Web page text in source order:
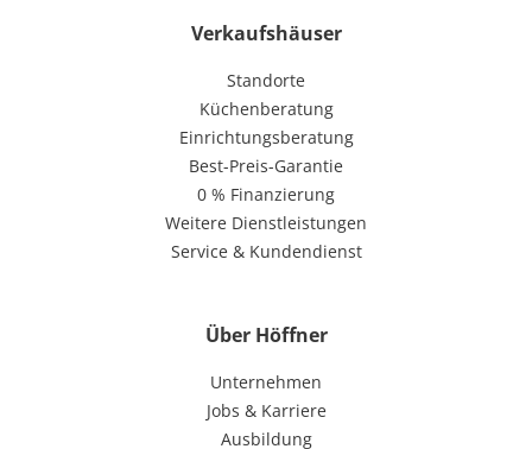
Verkaufshäuser
Standorte
Küchenberatung
Einrichtungsberatung
Best-Preis-Garantie
0 % Finanzierung
Weitere Dienstleistungen
Service & Kundendienst
Über Höffner
Unternehmen
Jobs & Karriere
Ausbildung